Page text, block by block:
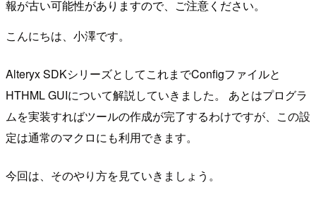
報が古い可能性がありますので、ご注意ください。
こんにちは、小澤です。
Alteryx SDKシリーズとしてこれまでConfigファイルと
HTHML GUIについて解説していきました。 あとはプログラ
ムを実装すればツールの作成が完了するわけですが、この設
定は通常のマクロにも利用できます。
今回は、そのやり方を見ていきましょう。